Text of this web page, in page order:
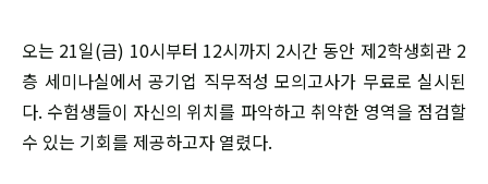
오는 21일(금) 10시부터 12시까지 2시간 동안 제2학생회관 2
층 세미나실에서 공기업 직무적성 모의고사가 무료로 실시된
다. 수험생들이 자신의 위치를 파악하고 취약한 영역을 점검할
수 있는 기회를 제공하고자 열렸다.